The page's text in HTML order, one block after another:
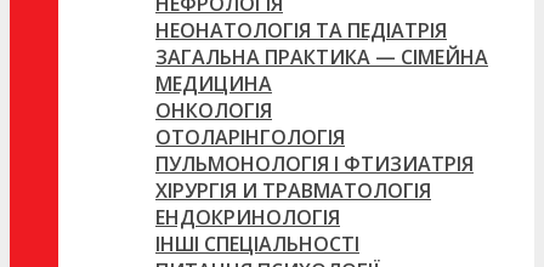
НЕОНАТОЛОГІЯ ТА ПЕДІАТРІЯ
ЗАГАЛЬНА ПРАКТИКА — СІМЕЙНА
МЕДИЦИНА
ОНКОЛОГІЯ
ОТОЛАРІНГОЛОГІЯ
ПУЛЬМОНОЛОГІЯ І ФТИЗИАТРІЯ
ХІРУРГІЯ И ТРАВМАТОЛОГІЯ
ЕНДОКРИНОЛОГІЯ
ІНШІ СПЕЦІАЛЬНОСТІ